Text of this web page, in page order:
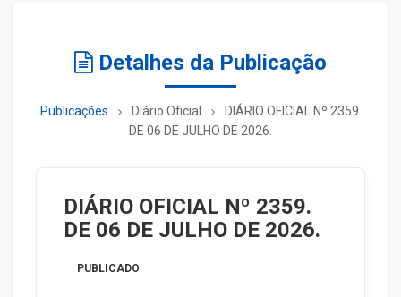
Detalhes da Publicação
Publicações Diário Oficial
DIÁRIO OFICIAL Nº 2359.
DE 06 DE JULHO DE 2026.
DIÁRIO OFICIAL Nº 2359.
DE 06 DE JULHO DE 2026.
PUBLICADO